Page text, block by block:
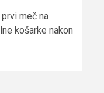
meč na
košarke nakon